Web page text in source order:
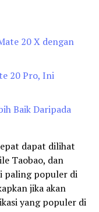
20 X dengan
20 Pro, Ini
Baik Daripada
dapat dilihat
Taobao, dan
paling populer di
jika akan
yang populer di